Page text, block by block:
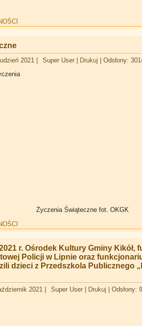
2021 Super User Drukuj Odsłony:
Życzenia Świąteczne fot. OKGK
r. Ośrodek Kultury Gminy Kikół,
Policji w Lipnie oraz
dzieci z Przedszkola Publicznego
2021 Super User Drukuj Odsłony: